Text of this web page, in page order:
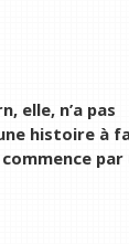
elle, n’a pas
histoire à
par